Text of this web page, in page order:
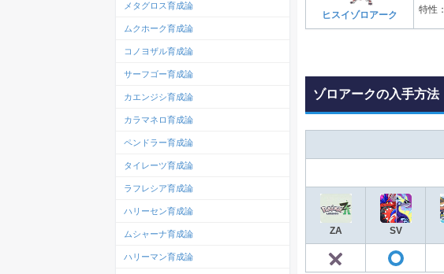
ヒスイゾロアーク
特性：
ゾロアークの入手方法
ZA SV
メタグロス育成論
ムクホーク育成論
コノヨザル育成論
サーフゴー育成論
カエンジシ育成論
カラマネロ育成論
ペンドラー育成論
タイレーツ育成論
ラフレシア育成論
ハリーセン育成論
ムシャーナ育成論
ハリーマン育成論